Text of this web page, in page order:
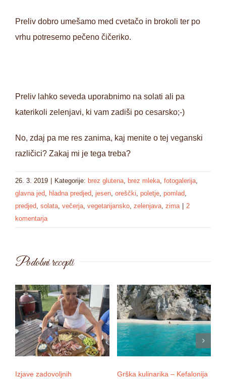
Preliv dobro umešamo med cvetačo in brokoli ter po
vrhu potresemo pečeno čičeriko.
Preliv lahko seveda uporabnimo na solati ali pa
katerikoli zelenjavi, ki vam zadiši po cesarsko;-)
No, zdaj pa me res zanima, kaj menite o tej veganski
različici? Zakaj mi je tega treba?
26. 3. 2019 | Kategorije: brez glutena brez mleka fotogalerija
glavna jed hladna predjed jesen oreščki poletje pomlad
predjed solata večerja vegetarijansko zelenjava zima | 2
komentarja
Podobni recepti
Izjave zadovoljnih
Grška kulinarika – Kefalonija